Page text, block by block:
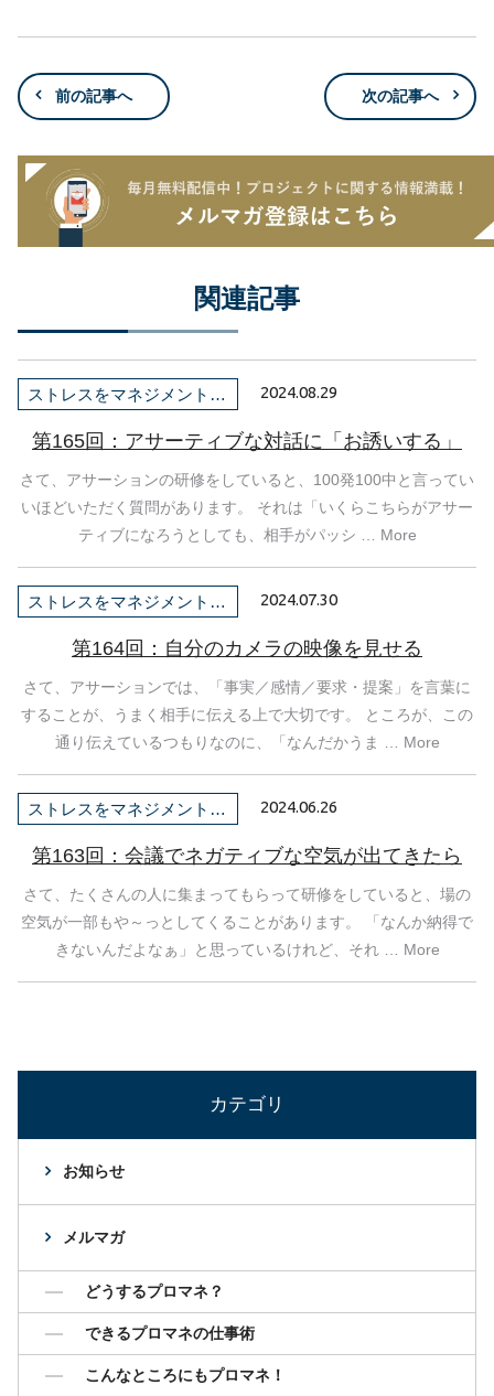
前の記事へ 次の記事へ
関連記事
ストレスをマネジメントしよう！ 2024.08.29
第165回：アサーティブな対話に「お誘いする」
さて、アサーションの研修をしていると、100発100中と言ってい
いほどいただく質問があります。 それは「いくらこちらがアサー
ティブになろうとしても、相手がパッシ … More
ストレスをマネジメントしよう！ 2024.07.30
第164回：自分のカメラの映像を見せる
さて、アサーションでは、「事実／感情／要求・提案」を言葉に
することが、うまく相手に伝える上で大切です。 ところが、この
通り伝えているつもりなのに、「なんだかうま … More
ストレスをマネジメントしよう！ 2024.06.26
第163回：会議でネガティブな空気が出てきたら
さて、たくさんの人に集まってもらって研修をしていると、場の
空気が一部もや～っとしてくることがあります。 「なんか納得で
きないんだよなぁ」と思っているけれど、それ … More
カテゴリ
お知らせ
メルマガ
どうするプロマネ？
できるプロマネの仕事術
こんなところにもプロマネ！